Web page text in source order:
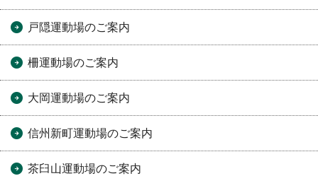
戸隠運動場のご案内
柵運動場のご案内
大岡運動場のご案内
信州新町運動場のご案内
茶臼山運動場のご案内